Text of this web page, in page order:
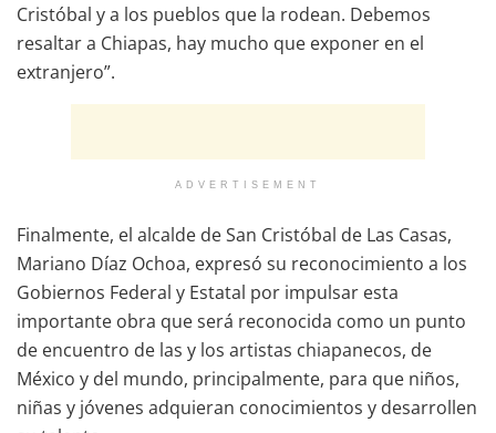
Cristóbal y a los pueblos que la rodean. Debemos
resaltar a Chiapas, hay mucho que exponer en el
extranjero”.
ADVERTISEMENT
Finalmente, el alcalde de San Cristóbal de Las Casas,
Mariano Díaz Ochoa, expresó su reconocimiento a los
Gobiernos Federal y Estatal por impulsar esta
importante obra que será reconocida como un punto
de encuentro de las y los artistas chiapanecos, de
México y del mundo, principalmente, para que niños,
niñas y jóvenes adquieran conocimientos y desarrollen